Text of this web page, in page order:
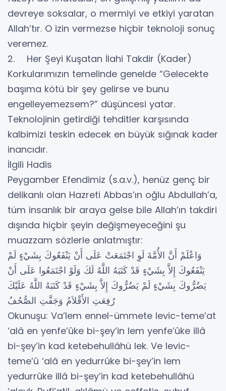
devreye soksalar, o mermiyi ve etkiyi yaratan
Allah’tır. O izin vermezse hiçbir teknoloji sonuç
veremez.
2. Her Şeyi Kuşatan İlahi Takdir (Kader)
Korkularımızın temelinde genelde “Gelecekte
başıma kötü bir şey gelirse ve bunu
engelleyemezsem?” düşüncesi yatar.
Teknolojinin getirdiği tehditler karşısında
kalbimizi teskin edecek en büyük sığınak kader
inancıdır.
İlgili Hadis
Peygamber Efendimiz (s.a.v.), henüz genç bir
delikanlı olan Hazreti Abbas’ın oğlu Abdullah’a,
tüm insanlık bir araya gelse bile Allah’ın takdiri
dışında hiçbir şeyin değişmeyeceğini şu
muazzam sözlerle anlatmıştır:
وَاعْلَمْ أَنَّ الأُمَّةَ لَوِ اجْتَمَعَتْ عَلَى أَنْ يَنْفَعُوكَ بِشَيْءٍ لَمْ
يَنْفَعُوكَ إِلاَّ بِشَيْءٍ قَدْ كَتَبَهُ اللَّهُ لَكَ وَلَوْ اجْتَمَعُوا عَلَى أَنْ
يَضُرُّوكَ بِشَيْءٍ لَمْ يَضُرُّوكَ إِلاَّ بِشَيْءٍ قَدْ كَتَبَهُ اللَّهُ عَلَيْكَ
رُفِعَتِ الأَقْلاَمُ وَجَفَّتِ الصُّحُفُ
Okunuşu: Va’lem ennel-ümmete levic-teme’at
‘alâ en yenfe’ûke bi-şey’in lem yenfe’ûke illâ
bi-şey’in kad ketebehullâhü lek. Ve levic-
teme’û ‘alâ en yedurrûke bi-şey’in lem
yedurrûke illâ bi-şey’in kad ketebehullâhü